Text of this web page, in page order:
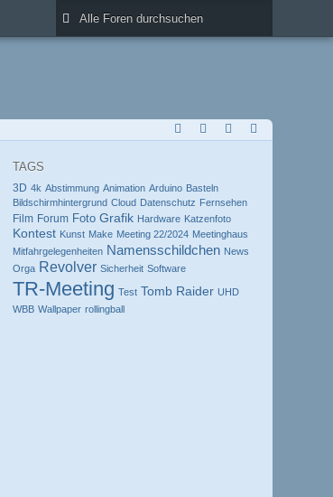
TAGS
3D 4k Abstimmung Animation Arduino Basteln
Bildschirmhintergrund Cloud Datenschutz Fernsehen
Film Forum Foto Grafik Hardware Katzenfoto
Kontest Kunst Make Meeting 22/2024 Meetinghaus
Mitfahrgelegenheiten Namensschildchen News
Orga Revolver Sicherheit Software
TR-Meeting Test Tomb Raider UHD
WBB Wallpaper rollingball